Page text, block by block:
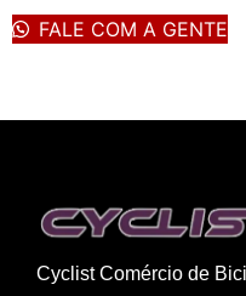
FALE COM A GENTE
Cyclist Comércio de